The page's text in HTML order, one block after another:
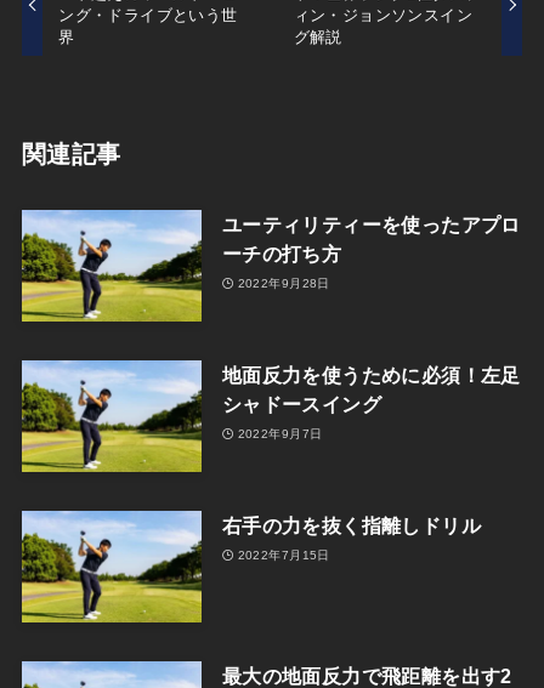
ング・ドライブという世
界
ィン・ジョンソンスイン
グ解説
関連記事
ユーティリティーを使ったアプロ
ーチの打ち方
2022年9月28日
地面反力を使うために必須！左足
シャドースイング
2022年9月7日
右手の力を抜く指離しドリル
2022年7月15日
最大の地面反力で飛距離を出す2